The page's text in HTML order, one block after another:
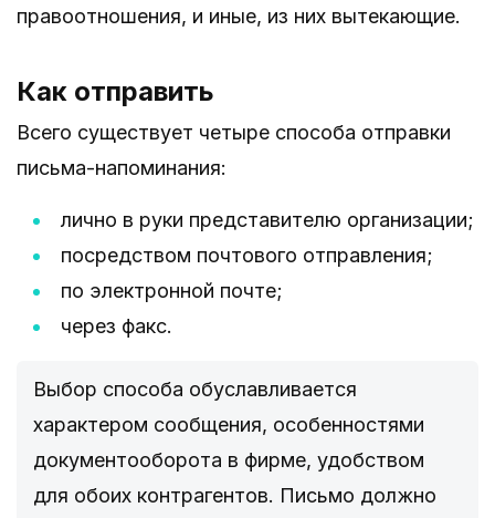
правоотношения, и иные, из них вытекающие.
Как отправить
Всего существует четыре способа отправки
письма-напоминания:
лично в руки представителю организации;
посредством почтового отправления;
по электронной почте;
через факс.
Выбор способа обуславливается
характером сообщения, особенностями
документооборота в фирме, удобством
для обоих контрагентов. Письмо должно